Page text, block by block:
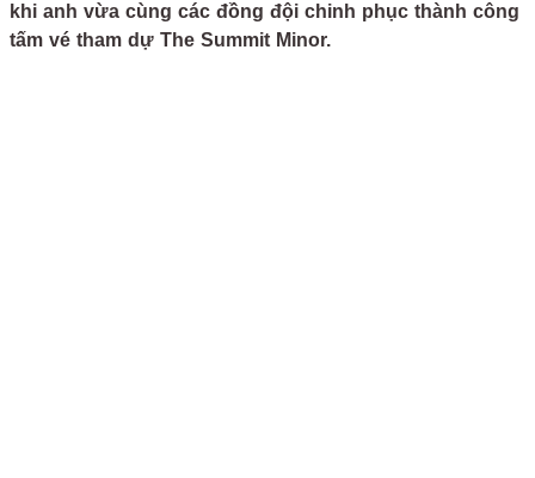
khi anh vừa cùng các đồng đội chinh phục thành công
tấm vé tham dự The Summit Minor.